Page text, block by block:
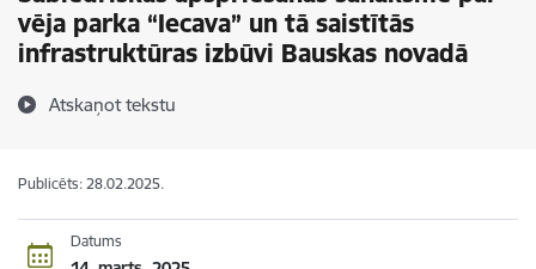
vēja parka “Iecava” un tā saistītās
infrastruktūras izbūvi Bauskas novadā
Atskaņot tekstu
Publicēts: 28.02.2025.
Datums